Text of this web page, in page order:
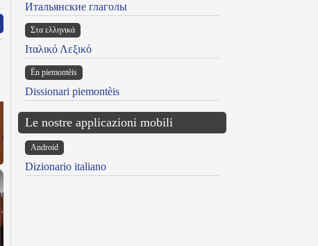
Итальянские глаголы
Στα ελληνικά
Ιταλικό Λεξικό
Ën piemontèis
Dissionari piemontèis
Le nostre applicazioni mobili
Android
Dizionario italiano